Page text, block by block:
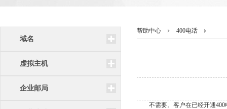
域名
虚拟主机
企业邮局
帮助中心 400电话
不需要。客户在已经开通400